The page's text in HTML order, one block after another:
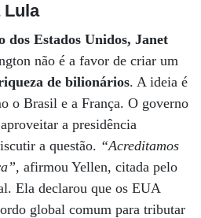
Lula
dos Estados Unidos, Janet
não é a favor de criar um
de bilionários. A ideia é
o Brasil e a França. O governo
a presidência
a questão. “Acreditamos
afirmou Yellen, citada pelo
Ela declarou que os EUA
global comum para tributar